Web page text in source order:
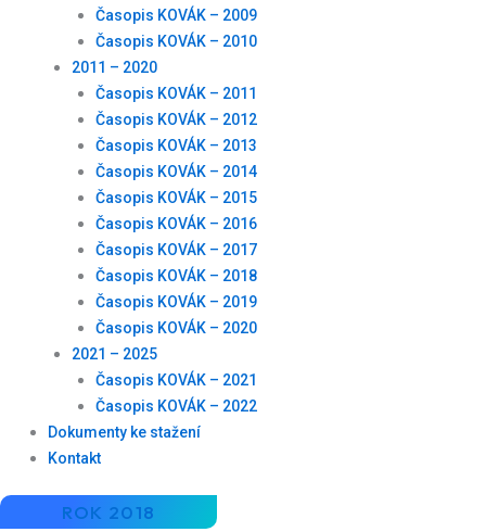
Časopis KOVÁK – 2009
Časopis KOVÁK – 2010
2011 – 2020
Časopis KOVÁK – 2011
Časopis KOVÁK – 2012
Časopis KOVÁK – 2013
Časopis KOVÁK – 2014
Časopis KOVÁK – 2015
Časopis KOVÁK – 2016
Časopis KOVÁK – 2017
Časopis KOVÁK – 2018
Časopis KOVÁK – 2019
Časopis KOVÁK – 2020
2021 – 2025
Časopis KOVÁK – 2021
Časopis KOVÁK – 2022
Dokumenty ke stažení
Kontakt
ROK 2018